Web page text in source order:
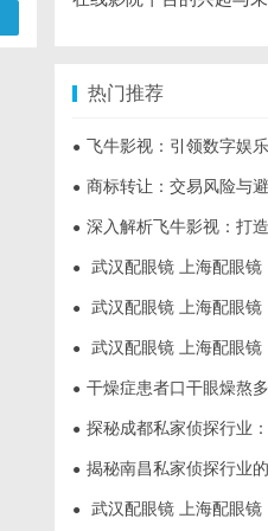
热门推荐
● 飞牛影视：引领数字娱
● 商标转让：交易风险与
● 深入解析飞牛影视：打造优
● 武汉配眼镜 上海配眼镜
● 武汉配眼镜 上海配眼镜
● 武汉配眼镜 上海配眼镜
● 干燥症患者口干眼燥熬多年，一个周期缓过来？
● 探秘成都私家侦探行业：服务
● 揭秘南昌私家侦探行业的真
● 武汉配眼镜 上海配眼镜